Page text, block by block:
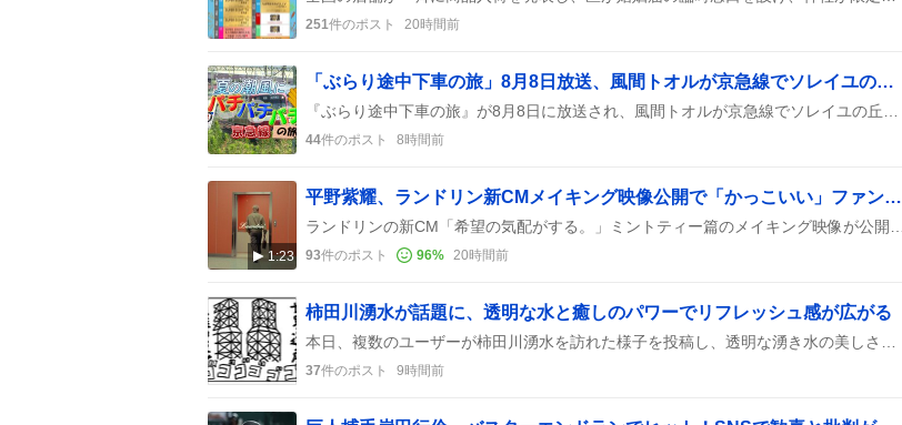
251件のポスト 20時間前
「ぶらり途中下車の旅」8月8日放送、風間トオルが京急線でソレイユの丘巡りにワクワク
44件のポスト 8時間前
1:23
平野紫耀、ランドリン新CMメイキング映像公開で「かっこいい」ファン歓喜が溢れる
93件のポスト 96% 20時間前
柿田川湧水が話題に、透明な水と癒しのパワーでリフレッシュ感が広がる
37件のポスト 9時間前